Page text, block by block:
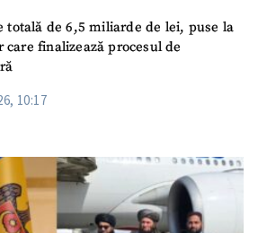
totală de 6,5 miliarde de lei, puse la
finalizează procesul de
10:17